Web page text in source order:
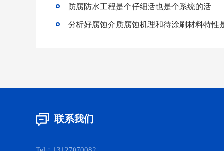
防腐防水工程是个仔细活也是个系统的活
联系我们